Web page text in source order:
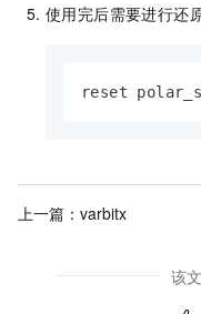
使用完后需要进行还
reset
上一篇： varbitx
该